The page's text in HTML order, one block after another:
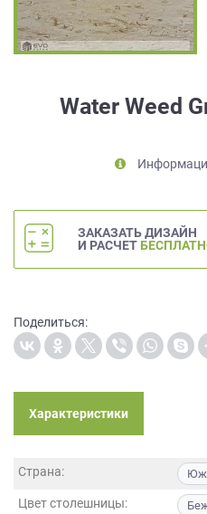
Water Weed
ЗАКАЗАТЬ ДИЗАЙН
И РАСЧЕТ
Поделиться:
Характеристики
Страна:
Цвет столешницы:
обработку
персональных
метрическими
программами
условиях
Политики
персональных
данных.